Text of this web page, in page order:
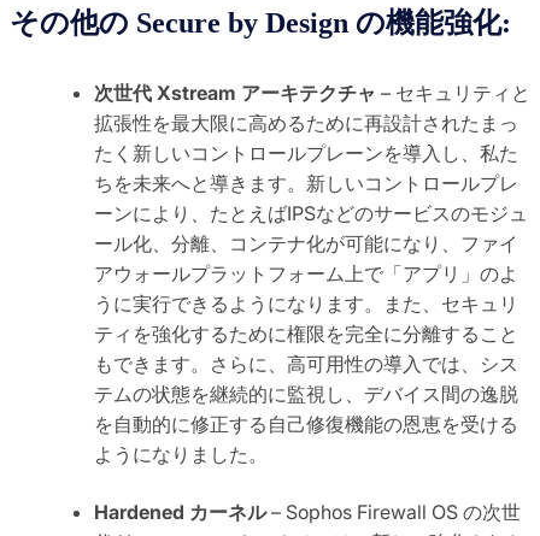
その他の Secure by Design の機能強化:
次世代 Xstream アーキテクチャ – セキュリティと
拡張性を最大限に高めるために再設計されたまっ
たく新しいコントロールプレーンを導入し、私た
ちを未来へと導きます。新しいコントロールプレ
ーンにより、たとえばIPSなどのサービスのモジュ
ール化、分離、コンテナ化が可能になり、ファイ
アウォールプラットフォーム上で「アプリ」のよ
うに実行できるようになります。また、セキュリ
ティを強化するために権限を完全に分離すること
もできます。さらに、高可用性の導入では、シス
テムの状態を継続的に監視し、デバイス間の逸脱
を自動的に修正する自己修復機能の恩恵を受ける
ようになりました。
Hardened カーネル– Sophos Firewall OS の次世